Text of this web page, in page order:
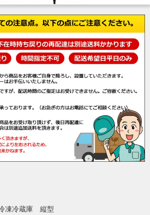
凍冷蔵庫 縦型